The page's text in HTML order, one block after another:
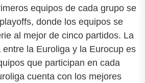
equipos de cada grupo se
donde los equipos se
al mejor de cinco partidos. La
la Euroliga y la Eurocup es
que participan en cada
cuenta con los mejores